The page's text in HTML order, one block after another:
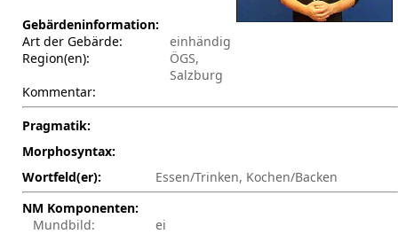
Gebärdeninformation:
Art der Gebärde:
einhändig
Region(en):
ÖGS,
Salzburg
Kommentar:
Pragmatik:
Morphosyntax:
Wortfeld(er):
Essen/Trinken, Kochen/Backen
NM Komponenten:
Mundbild:
ei